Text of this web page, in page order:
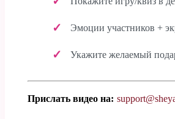
Эмоции участников +
Укажите желаемый
Прислать видео на: